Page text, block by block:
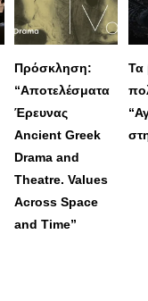
Πρόσκληση:
“Αποτελέσματα
Έρευνας
Ancient Greek
Drama and
Theatre. Values
Across Space
and Time”
Τα